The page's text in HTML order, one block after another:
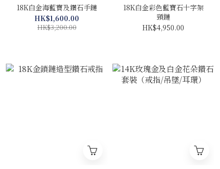
18K白金海藍寶及鑽石手鏈
HK$1,600.00
HK$3,200.00
18K白金彩色藍寶石十字架
頸鏈
HK$4,950.00